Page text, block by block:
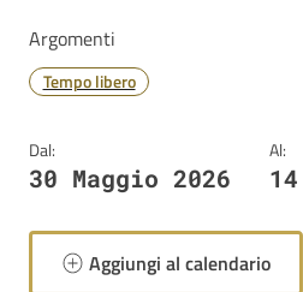
Argomenti
Tempo libero
Dal:
30 Maggio 2026
Al:
Aggiungi al calendario